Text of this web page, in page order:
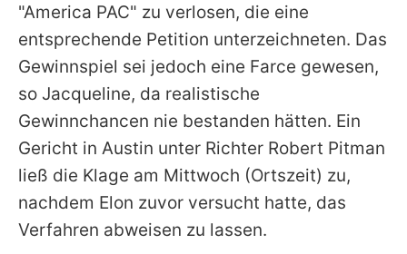
Utiq verwalten
"America PAC" zu verlosen, die eine
entsprechende Petition unterzeichneten. Das
Gewinnspiel sei jedoch eine Farce gewesen,
so Jacqueline, da realistische
Gewinnchancen nie bestanden hätten. Ein
Gericht in Austin unter Richter Robert Pitman
ließ die Klage am Mittwoch (Ortszeit) zu,
nachdem Elon zuvor versucht hatte, das
Verfahren abweisen zu lassen.